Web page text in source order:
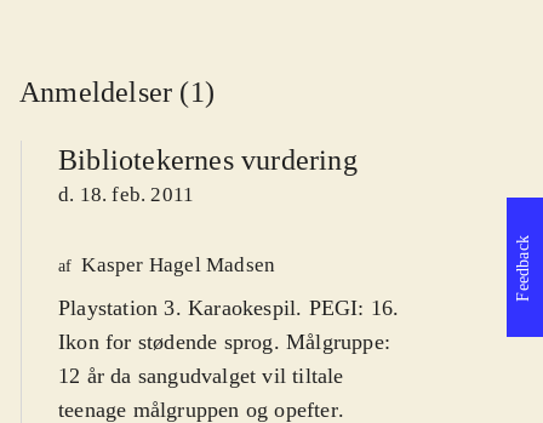
Anmeldelser (1)
Bibliotekernes vurdering
d. 18. feb. 2011
af Kasper Hagel Madsen
Playstation 3. Karaokespil. PEGI: 16.
Ikon for stødende sprog. Målgruppe:
12 år da sangudvalget vil tiltale
teenage målgruppen og opefter.
Feedback